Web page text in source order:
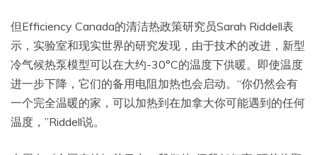
但Efficiency Canada的清洁热政策研究员Sarah Riddell表
示，实验室和现实世界的研究发现，由于技术的改进，新型
冷气候热泵模型可以在大约-30°C的温度下供暖。即使温度
进一步下降，它们的备用电阻加热也会启动。“你仍然会有
一个完全温暖的家，可以加热到在加拿大你可能遇到的任何
温度，”Riddell说。